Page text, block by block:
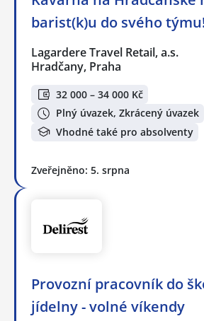
barist(k)u do svého
Lagardere Travel Retail, a.s.
Hradčany, Praha
32 000 – 34 000 Kč
Plný úvazek, Zkrácený úvazek
Vhodné také pro absolventy
Zveřejněno: 5. srpna
Provozní pracovník do
jídelny - volné víkendy